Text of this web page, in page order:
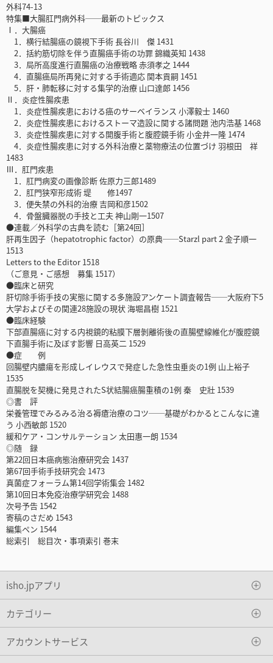
外科74-13
特集■大腸肛門病外科──最新のトピックス
Ⅰ．大腸癌
1．横行結腸癌の鏡視下手術 長谷川 傑 1431
2．括約筋切除を伴う直腸癌手術の功罪 錦織英知 1438
3．局所高度進行直腸癌の治療戦略 赤須孝之 1444
4．直腸癌局所再発に対する手術適応 関本貢嗣 1451
5．肝・肺転移に対する集学的治療 山口達郎 1456
Ⅱ．炎症性腸疾患
1．炎症性腸疾患における癌のサーベイランス 小澤毅士 1460
2．炎症性腸疾患におけるストーマ造設に関する諸問題 池内浩基 1468
3．炎症性腸疾患に対する開腹手術と腹腔鏡手術 小金井一隆 1474
4．炎症性腸疾患に対する外科治療と薬物療法の位置づけ 羽根田 祥
1483
Ⅲ．肛門疾患
1．肛門病変の画像診断 佐原力三郎1489
2．肛門狭窄形成術 堤 修1497
3．便失禁の外科的治療 吉岡和彦1502
4．骨盤臓器脱の手技と工夫 神山剛一1507
●連載／外科学の古典を読む［第24回］
肝再生因子（hepatotrophic factor）の原典──Starzl part 2 金子順一
1513
Letters to the Editor 1518
（ご意見・ご感想 募集 1517）
●臨床と研究
肝切除手術手技の実態に関する多施設アンケート調査報告──大阪府下5
大学およびその関連28施設の現状 海堀昌樹 1521
●臨床経験
下部直腸癌に対する内視鏡的粘膜下層剝離術後の直腸壁線維化が腹腔鏡
下直腸手術に及ぼす影響 日高英二 1529
●症 例
回腸壁内膿瘍を形成しイレウスで発症した急性虫垂炎の1例 山上裕子
1535
直腸脱を契機に発見されたS状結腸癌腸重積の1例 秦 史壯 1539
◎書 評
栄養管理でみるみる治る褥瘡治療のコツ──基礎がわかるとこんなに違
う 小西敏郎 1520
緩和ケア・コンサルテーション 太田惠一朗 1534
◎随 録
第22回日本癌病態治療研究会 1437
第67回手術手技研究会 1473
真菌症フォーラム第14回学術集会 1482
第10回日本免疫治療学研究会 1488
次号予告 1542
寄稿のさだめ 1543
編集ペン 1544
総索引 総目次・事項索引 巻末
isho.jpアプリ
カテゴリー
アカウントサービス